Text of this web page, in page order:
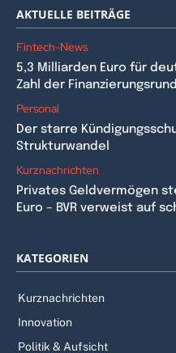
AKTUELLE BEITRÄGE
Fintech-News
5,3 Milliarden Euro für
Zahl der
Personal
Der starre
Strukturwandel
Kurznachrichten
Privates Geldvermögen
Euro – BVR verweist auf
KATEGORIEN
Kurznachrichten
Innovation
Politik & Aufsicht